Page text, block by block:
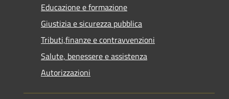
Educazione e formazione
Giustizia e sicurezza pubblica
Tributi,finanze e contravvenzioni
Salute, benessere e assistenza
Autorizzazioni